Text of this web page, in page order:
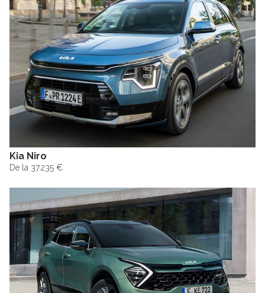
Kia Niro
De la 37.235 €